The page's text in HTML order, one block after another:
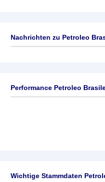
Nachrichten zu Petroleo
Performance Petroleo
Wichtige Stammdaten